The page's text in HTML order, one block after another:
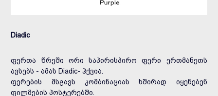
Diadic
ფერთა წრეში ორი საპირისპირო ფერი ერთმანეთს
ავსებს - ამას Diadic- ჰქვია.
ფერების მსგავს კომბინაციას ხშირად იყენებენ
ფილმების პოსტერებში.